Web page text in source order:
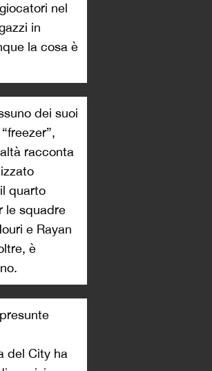
nel
in
la cosa è
dei suoi
racconta
quarto
le squadre
e Rayan
è
del City ha